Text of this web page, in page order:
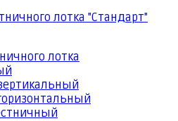
лотка "Стандарт"
лотка